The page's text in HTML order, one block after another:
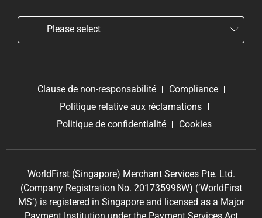
Please select
Clause de non-responsabilité
Compliance
Politique relative aux réclamations
Politique de confidentialité
Cookies
WorldFirst (Singapore) Merchant Services Pte. Ltd.
(Company Registration No. 201735998W) (‘WorldFirst
MS’) is registered in Singapore and licensed as a Major